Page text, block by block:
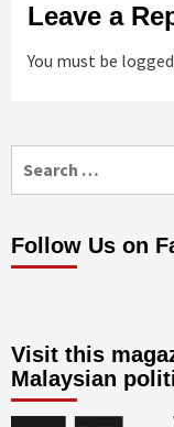
Leave a
You must be
Follow Us on
Visit this
Malaysian